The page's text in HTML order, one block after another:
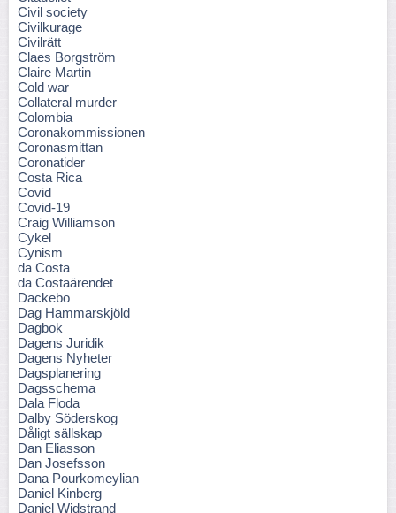
Civil society
Civilkurage
Civilrätt
Claes Borgström
Claire Martin
Cold war
Collateral murder
Colombia
Coronakommissionen
Coronasmittan
Coronatider
Costa Rica
Covid
Covid-19
Craig Williamson
Cykel
Cynism
da Costa
da Costaärendet
Dackebo
Dag Hammarskjöld
Dagbok
Dagens Juridik
Dagens Nyheter
Dagsplanering
Dagsschema
Dala Floda
Dalby Söderskog
Dåligt sällskap
Dan Eliasson
Dan Josefsson
Dana Pourkomeylian
Daniel Kinberg
Daniel Widstrand